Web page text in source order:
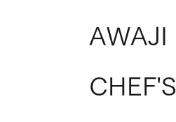
AWAJI
CHEF'S